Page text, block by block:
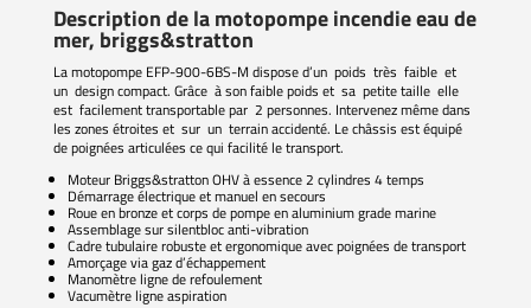
Description de la motopompe incendie eau de
mer, briggs&stratton
La motopompe EFP-900-6BS-M dispose d’un poids très faible et
un design compact. Grâce à son faible poids et sa petite taille elle
est facilement transportable par 2 personnes. Intervenez même dans
les zones étroites et sur un terrain accidenté. Le châssis est équipé
de poignées articulées ce qui facilité le transport.
Moteur Briggs&stratton OHV à essence 2 cylindres 4 temps
Démarrage électrique et manuel en secours
Roue en bronze et corps de pompe en aluminium grade marine
Assemblage sur silentbloc anti-vibration
Cadre tubulaire robuste et ergonomique avec poignées de transport
Amorçage via gaz d’échappement
Manomètre ligne de refoulement
Vacumètre ligne aspiration